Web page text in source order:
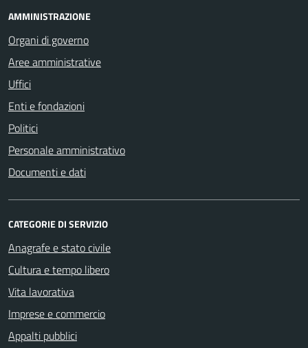
AMMINISTRAZIONE
Organi di governo
Aree amministrative
Uffici
Enti e fondazioni
Politici
Personale amministrativo
Documenti e dati
CATEGORIE DI SERVIZIO
Anagrafe e stato civile
Cultura e tempo libero
Vita lavorativa
Imprese e commercio
Appalti pubblici